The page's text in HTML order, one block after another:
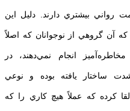
رواني بيشتري دارند. دليل اين
آن گروهي از نوجوانان كه اصلاً
انجام نمي‌دهند، در
ساختار يافته بوده و نوعي
كرده كه عملاً هيچ كاري را كه